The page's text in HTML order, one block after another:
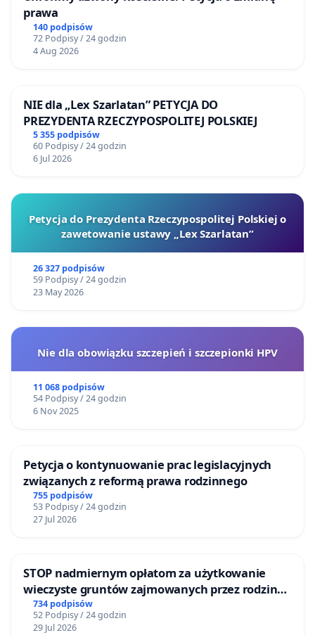
prawa
140 podpisów
72 Podpisy / 24 godzin
4 Aug 2026
NIE dla „Lex Szarlatan” PETYCJA DO
PREZYDENTA RZECZYPOSPOLITEJ POLSKIEJ
5 355 podpisów
60 Podpisy / 24 godzin
6 Jul 2026
Petycja do Prezydenta Rzeczypospolitej Polskiej o
zawetowanie ustawy „Lex Szarlatan”
26 327 podpisów
59 Podpisy / 24 godzin
23 May 2026
Nie dla obowiązku szczepień i szczepionki HPV
11 068 podpisów
54 Podpisy / 24 godzin
6 Nov 2025
Petycja o kontynuowanie prac legislacyjnych
związanych z reformą prawa rodzinnego
755 podpisów
53 Podpisy / 24 godzin
27 Jul 2026
STOP nadmiernym opłatom za użytkowanie
wieczyste gruntów zajmowanych przez rodzinne
ogrody działkowe.
734 podpisów
52 Podpisy / 24 godzin
29 Jul 2026